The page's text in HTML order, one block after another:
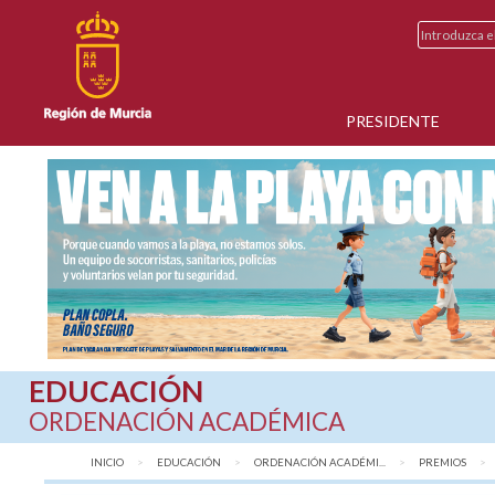
PRESIDENTE
EDUCACIÓN
ORDENACIÓN ACADÉMICA
INICIO EDUCACIÓN ORDENACIÓN ACADÉMI... PREMIOS